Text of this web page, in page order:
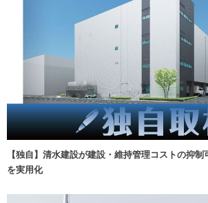
【独自】清水建設が建設・維持管理コストの抑
を実用化